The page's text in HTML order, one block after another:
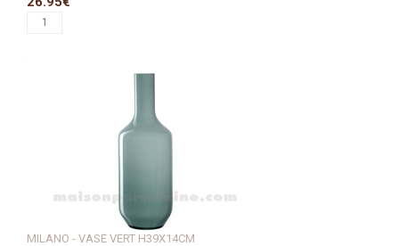
MILANO - VASE VERT H39X14CM